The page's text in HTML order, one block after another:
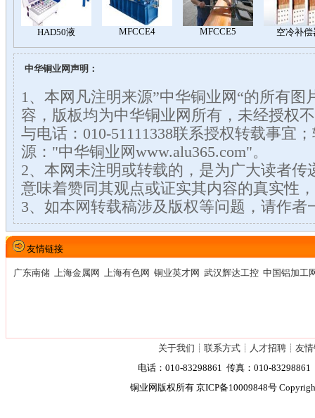
中华铜业网声明：
1、本网凡注明来源”中华铜业网“的所有图
容，版板均为中华铜业网所有，未经授权
与电话：010-51111338联系授权转载事宜
源："中华铜业网www.alu365.com"。
2、本网未注明或转载的，是为广大读者传
意味着赞同其观点或证实其内容的真实性
3、如本网转载稿涉及版权等问题，请作者